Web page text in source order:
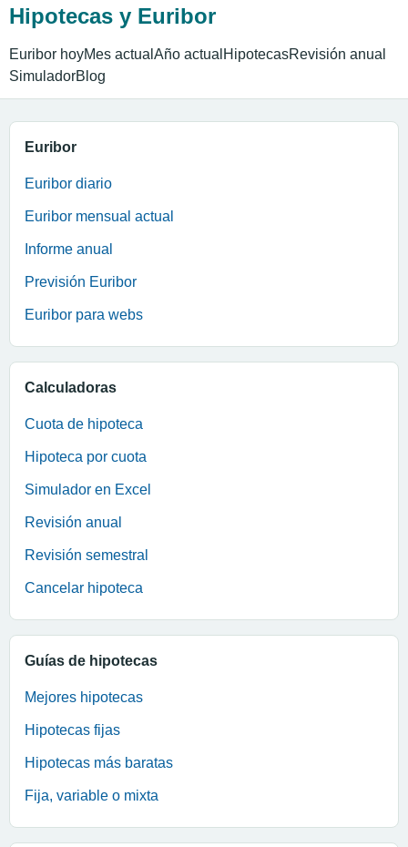
Hipotecas y Euribor
Euribor hoyMes actual Año actual HipotecasRevisión anual
SimuladorBlog
Euribor
Euribor diario
Euribor mensual actual
Informe anual
Previsión Euribor
Euribor para webs
Calculadoras
Cuota de hipoteca
Hipoteca por cuota
Simulador en Excel
Revisión anual
Revisión semestral
Cancelar hipoteca
Guías de hipotecas
Mejores hipotecas
Hipotecas fijas
Hipotecas más baratas
Fija, variable o mixta